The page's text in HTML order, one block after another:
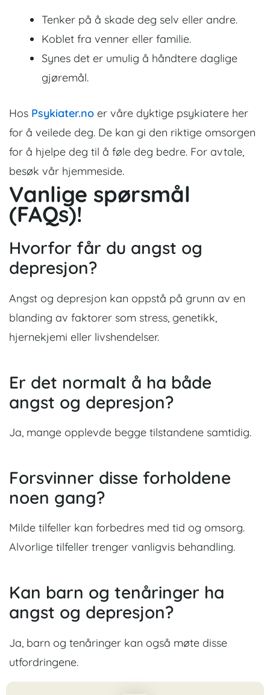
Tenker på å skade deg selv eller andre.
Koblet fra venner eller familie.
Synes det er umulig å håndtere daglige
gjøremål.
Hos Psykiater.no er våre dyktige psykiatere her
for å veilede deg. De kan gi den riktige omsorgen
for å hjelpe deg til å føle deg bedre. For avtale,
besøk vår hjemmeside.
Vanlige spørsmål
(FAQs)!
Hvorfor får du angst og
depresjon?
Angst og depresjon kan oppstå på grunn av en
blanding av faktorer som stress, genetikk,
hjernekjemi eller livshendelser.
Er det normalt å ha både
angst og depresjon?
Ja, mange opplevde begge tilstandene samtidig.
Forsvinner disse forholdene
noen gang?
Milde tilfeller kan forbedres med tid og omsorg.
Alvorlige tilfeller trenger vanligvis behandling.
Kan barn og tenåringer ha
angst og depresjon?
Ja, barn og tenåringer kan også møte disse
utfordringene.